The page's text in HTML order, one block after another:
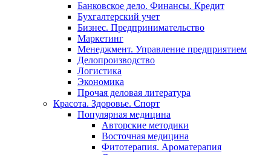
Банковское дело. Финансы. Кредит
Бухгалтерский учет
Бизнес. Предпринимательство
Маркетинг
Менеджмент. Управление предприятием
Делопроизводство
Логистика
Экономика
Прочая деловая литература
Красота. Здоровье. Спорт
Популярная медицина
Авторские методики
Восточная медицина
Фитотерапия. Ароматерапия